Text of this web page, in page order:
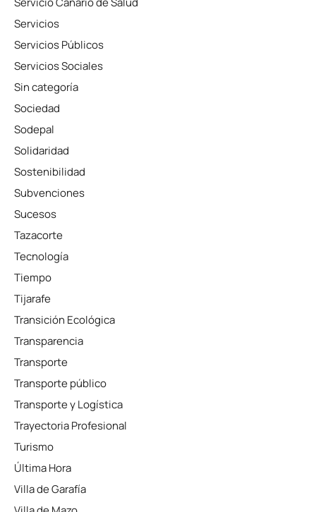
Servicios
Servicios Públicos
Servicios Sociales
Sin categoría
Sociedad
Sodepal
Solidaridad
Sostenibilidad
Subvenciones
Sucesos
Tazacorte
Tecnología
Tiempo
Tijarafe
Transición Ecológica
Transparencia
Transporte
Transporte público
Transporte y Logística
Trayectoria Profesional
Turismo
Última Hora
Villa de Garafía